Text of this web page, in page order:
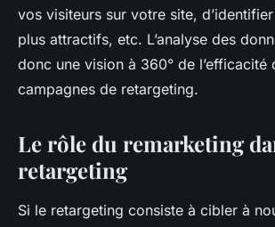
vos visiteurs sur votre site,
plus attractifs, etc. L’analyse des
donc une vision à 360° de l’efficacité
campagnes de retargeting.
Le rôle du remarketing
retargeting
Si le retargeting consiste à cibler à